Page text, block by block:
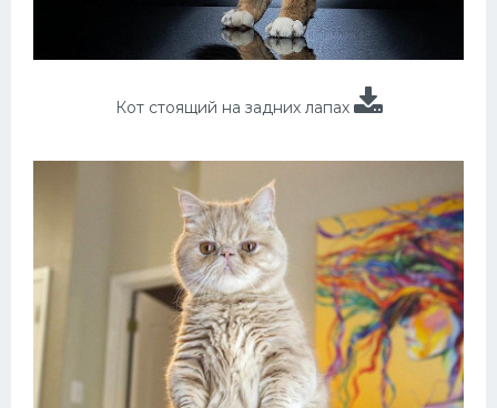
Кот стоящий на задних лапах